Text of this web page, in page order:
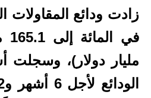
مليار دولار)، وسجلت